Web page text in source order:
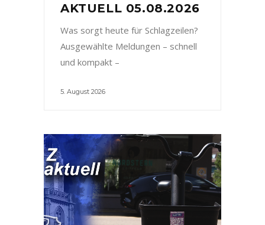
AKTUELL 05.08.2026
Was sorgt heute für Schlagzeilen?
Ausgewählte Meldungen – schnell
und kompakt –
5. August 2026